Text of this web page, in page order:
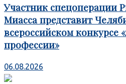
Участник спецоперации
Миасса представит
всероссийском конкурсе
профессии»
06.08.2026